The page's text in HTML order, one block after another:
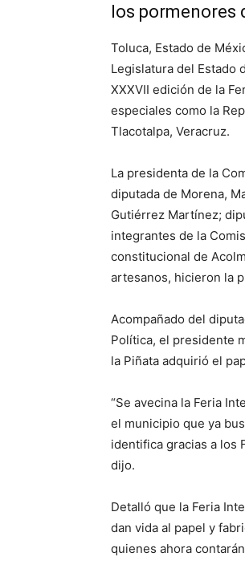
los pormenores
Toluca, Estado de
Legislatura del Estado
XXXVII edición de la
especiales como la
Tlacotalpa, Veracruz.
La presidenta de la
diputada de Morena,
Gutiérrez Martínez;
integrantes de la
constitucional de
artesanos, hicieron la
Acompañado del
Política, el presidente
la Piñata adquirió el
“Se avecina la Feria
el municipio que ya
identifica gracias a los
dijo.
Detalló que la Feria
dan vida al papel y
quienes ahora